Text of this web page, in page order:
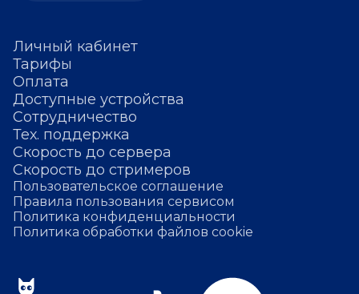
Личный кабинет
Тарифы
Оплата
Доступные устройства
Сотрудничество
Тех. поддержка
Скорость до сервера
Скорость до стримеров
Пользовательское соглашение
Правила пользования сервисом
Политика конфиденциальности
Политика обработки файлов cookie